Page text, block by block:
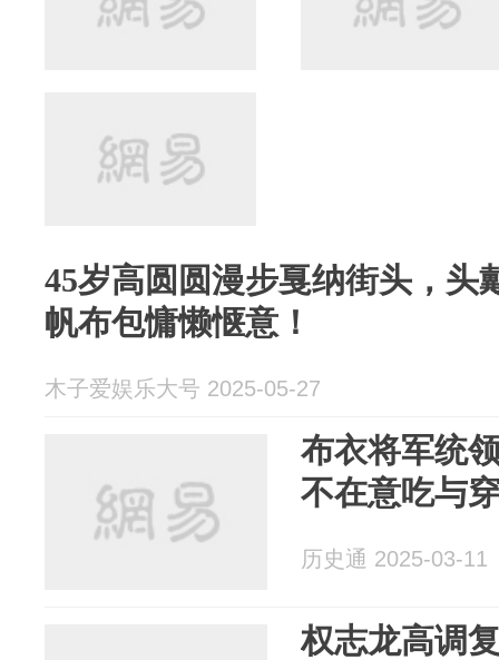
45岁高圆圆漫步戛纳街头，头
帆布包慵懒惬意！
木子爱娱乐大号 2025-05-27
布衣将军统
不在意吃与
历史通 2025-03-11
权志龙高调